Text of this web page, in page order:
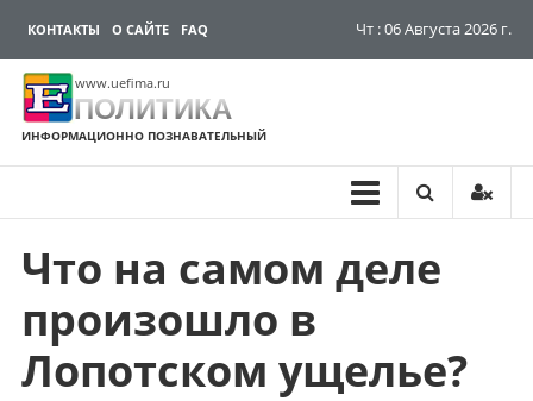
КОНТАКТЫ О САЙТЕ FAQ Чт : 06 Августа 2026 г.
www.uefima.ru
ПОЛИТИКА
ИНФОРМАЦИОННО ПОЗНАВАТЕЛЬНЫЙ
Перейти
содержимому
Что на самом деле
произошло в
Лопотском ущелье?